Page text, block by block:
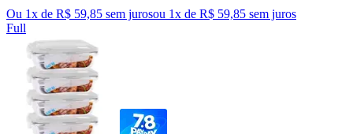
Ou 1x de R$ 59,85 sem jurosou 1x de R$ 59,85 sem juros
Full